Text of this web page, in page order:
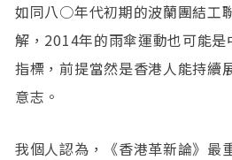
如同八○年代初期的波蘭團結工
解，2014年的雨傘運動也可能
指標，前提當然是香港人能持續
意志。
我個人認為，《香港革新論》最